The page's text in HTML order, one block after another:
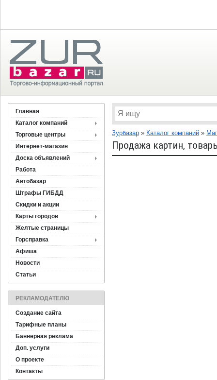
Главная
Каталог компаний
Торговые центры
Интернет-магазин
Доска объявлений
Работа
Автобазар
Штрафы ГИБДД
Скидки и акции
Карты городов
Желтые страницы
Горсправка
Афиша
Новости
Статьи
РЕКЛАМОДАТЕЛЮ
Создание сайта
Тарифные планы
Баннерная реклама
Доп. услуги
О проекте
Контакты
Зурбазар » Каталог компаний »
Продажа картин,